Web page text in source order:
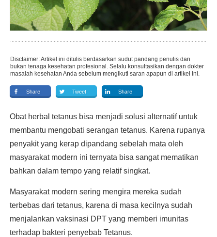
Disclaimer: Artikel ini ditulis berdasarkan sudut pandang penulis dan
bukan tenaga kesehatan profesional. Selalu konsultasikan dengan dokter
masalah kesehatan Anda sebelum mengikuti saran apapun di artikel ini.
Share Tweet Share
Obat herbal tetanus bisa menjadi solusi alternatif untuk
membantu mengobati serangan tetanus. Karena rupanya
penyakit yang kerap dipandang sebelah mata oleh
masyarakat modern ini ternyata bisa sangat mematikan
bahkan dalam tempo yang relatif singkat.
Masyarakat modern sering mengira mereka sudah
terbebas dari tetanus, karena di masa kecilnya sudah
menjalankan vaksinasi DPT yang memberi imunitas
terhadap bakteri penyebab Tetanus.